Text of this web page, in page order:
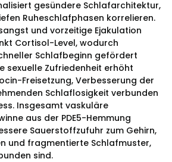
gesündere Schlafarchitektur,
Ruheschlafphasen korrelieren.
und vorzeitige Ejakulation
Cortisol-Level, wodurch
Schlafbeginn gefördert
sexuelle Zufriedenheit erhöht
Freisetzung, Verbesserung der
Schlaflosigkeit verbunden
Insgesamt vaskuläre
aus der PDE5-Hemmung
Sauerstoffzufuhr zum Gehirn,
und fragmentierte Schlafmuster,
sind.